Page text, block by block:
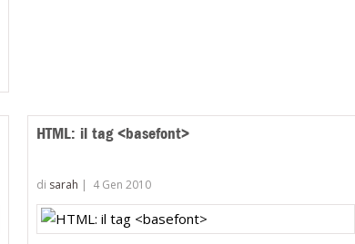
HTML: il tag <basefont>
di sarah | 4 Gen 2010